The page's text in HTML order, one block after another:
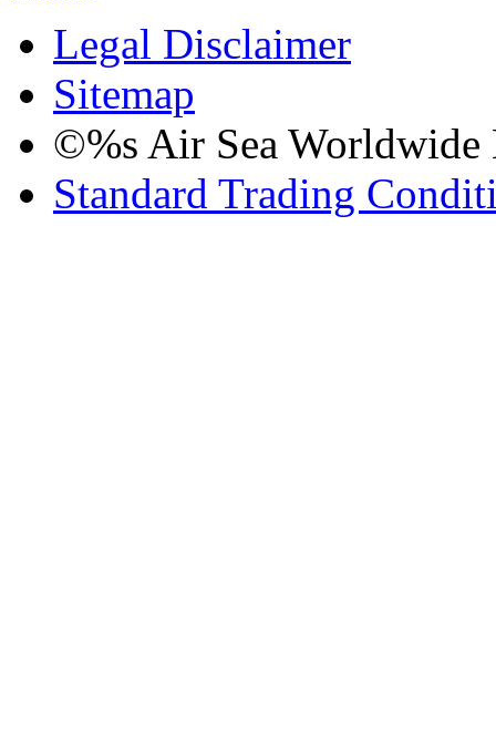
Legal Disclaimer
Sitemap
©%s Air Sea
Standard Trading